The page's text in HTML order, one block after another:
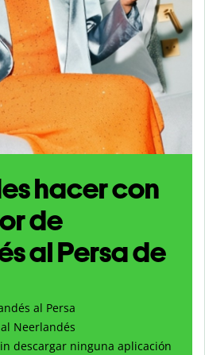
hacer con
de
al Persa de
al Persa
Neerlandés
descargar ninguna aplicación